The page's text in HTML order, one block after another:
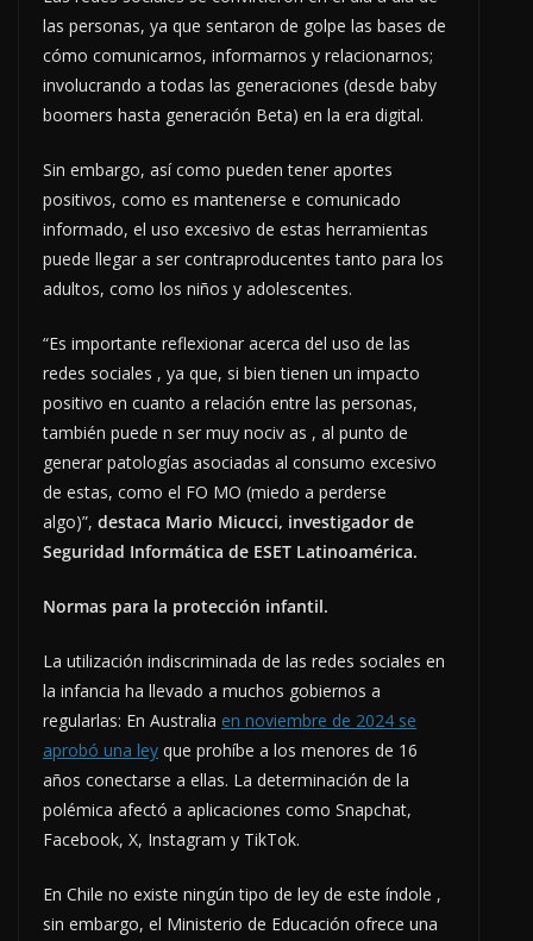
las personas, ya que sentaron de golpe las bases de
cómo comunicarnos, informarnos y relacionarnos;
involucrando a todas las generaciones (desde baby
boomers hasta generación Beta) en la era digital.
Sin embargo, así como pueden tener aportes
positivos, como es mantenerse e comunicado
informado, el uso excesivo de estas herramientas
puede llegar a ser contraproducentes tanto para los
adultos, como los niños y adolescentes.
“Es importante reflexionar acerca del uso de las
redes sociales , ya que, si bien tienen un impacto
positivo en cuanto a relación entre las personas,
también puede n ser muy nociv as , al punto de
generar patologías asociadas al consumo excesivo
de estas, como el FO MO (miedo a perderse
algo)”, destaca Mario Micucci, investigador de
Seguridad Informática de ESET Latinoamérica.
Normas para la protección infantil.
La utilización indiscriminada de las redes sociales en
la infancia ha llevado a muchos gobiernos a
regularlas: En Australia en noviembre de 2024 se
aprobó una ley que prohíbe a los menores de 16
años conectarse a ellas. La determinación de la
polémica afectó a aplicaciones como Snapchat,
Facebook, X, Instagram y TikTok.
En Chile no existe ningún tipo de ley de este índole ,
sin embargo, el Ministerio de Educación ofrece una